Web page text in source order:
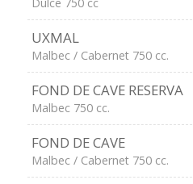
UXMAL
Malbec / Cabernet 750 cc.
FOND DE CAVE RESERVA
Malbec 750 cc.
FOND DE CAVE
Malbec / Cabernet 750 cc.